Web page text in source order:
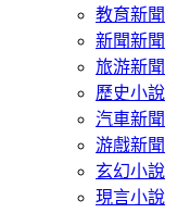
教育新聞
新聞新聞
旅游新聞
歷史小說
汽車新聞
游戲新聞
玄幻小說
現言小說